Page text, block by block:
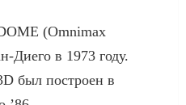
(Omnimax
Диего в 1973 году.
был построен в